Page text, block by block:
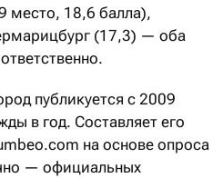
место, 18,6 балла),
(17,3) — оба
публикуется с 2009
в год. Составляет его
на основе опроса
— официальных